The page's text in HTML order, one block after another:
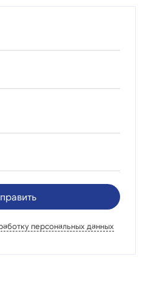
персональных данных